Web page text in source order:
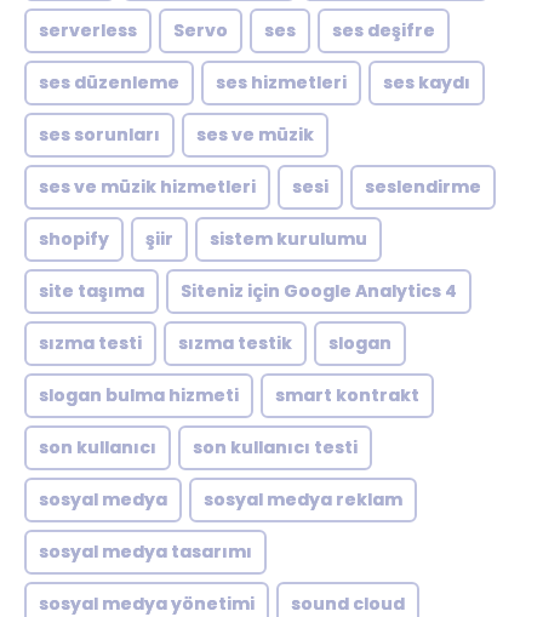
serverless Servo ses ses deşifre
ses düzenleme ses hizmetleri ses kaydı
ses sorunları ses ve müzik
ses ve müzik hizmetleri sesi seslendirme
shopify şiir sistem kurulumu
site taşıma Siteniz için Google Analytics 4
sızma testi sızma testik slogan
slogan bulma hizmeti smart kontrakt
son kullanıcı son kullanıcı testi
sosyal medya sosyal medya reklam
sosyal medya tasarımı
sosyal medya yönetimi sound cloud